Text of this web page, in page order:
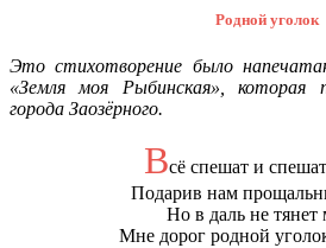
Родной уголок
Это стихотворение было
«Земля моя Рыбинская», которая
города Заозёрного.
Всё спешат и
Подарив нам
Но в даль не тянет
Мне дорог родной